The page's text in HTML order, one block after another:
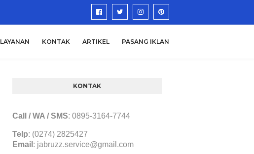
LAYANAN KONTAK ARTIKEL PASANG IKLAN
KONTAK
Call / WA / SMS: 0895-3164-7744
Telp: (0274) 2825427
Email : jabruzz.service@gmail.com